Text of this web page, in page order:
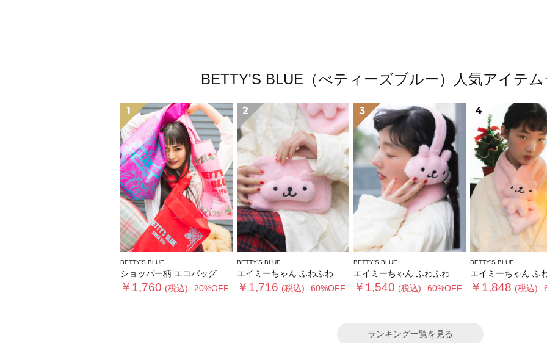
BETTY'S BLUE（べティーズブルー）人気アイテ
1
BETTY'S BLUE
ショッパー柄 エコバッグ
￥1,760 (税込) -20%OFF-
2
BETTY'S BLUE
エイミーちゃん ふわふわショルダーバッグ
￥1,716 (税込) -60%OFF-
3
BETTY'S BLUE
エイミーちゃん ふわふわイヤーマフ
￥1,540 (税込) -60%OFF-
4
BETTY'S BLUE
エイミーちゃん ふわふわテ
￥1,848 (税込) -
ランキング一覧を見る